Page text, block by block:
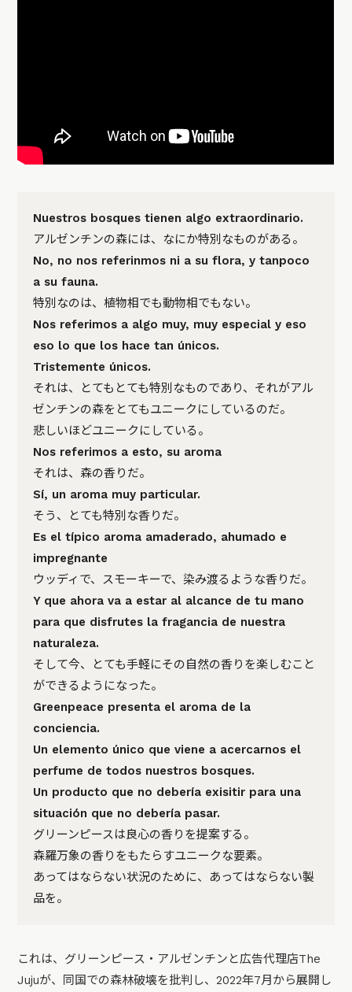
Nuestros bosques tienen algo extraordinario.
アルゼンチンの森には、なにか特別なものがある。
No, no nos referinmos ni a su flora, y tanpoco
a su fauna.
特別なのは、植物相でも動物相でもない。
Nos referimos a algo muy, muy especial y eso
eso lo que los hace tan únicos.
Tristemente únicos.
それは、とてもとても特別なものであり、それがアル
ゼンチンの森をとてもユニークにしているのだ。
悲しいほどユニークにしている。
Nos referimos a esto, su aroma
それは、森の香りだ。
Sí, un aroma muy particular.
そう、とても特別な香りだ。
Es el típico aroma amaderado, ahumado e
impregnante
ウッディで、スモーキーで、染み渡るような香りだ。
Y que ahora va a estar al alcance de tu mano
para que disfrutes la fragancia de nuestra
naturaleza.
そして今、とても手軽にその自然の香りを楽しむこと
ができるようになった。
Greenpeace presenta el aroma de la
conciencia.
Un elemento único que viene a acercarnos el
perfume de todos nuestros bosques.
Un producto que no debería exisitir para una
situación que no debería pasar.
グリーンピースは良心の香りを提案する。
森羅万象の香りをもたらすユニークな要素。
あってはならない状況のために、あってはならない製
品を。
これは、グリーンピース・アルゼンチンと広告代理店The
Jujuが、同国での森林破壊を批判し、2022年7月から展開し